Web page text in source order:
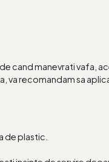
cand manevrati vafa,
va recomandam sa
de plastic.